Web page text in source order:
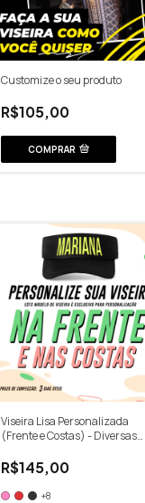
Customize o seu produto
R$105,00
COMPRAR
Viseira Lisa Personalizada
(Frente e Costas) - Diversas
R$145,00
+8